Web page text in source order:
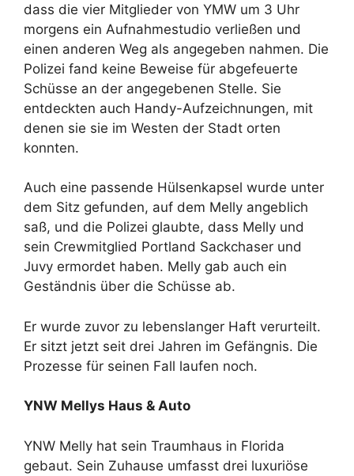
dass die vier Mitglieder von YMW um 3 Uhr
morgens ein Aufnahmestudio verließen und
einen anderen Weg als angegeben nahmen. Die
Polizei fand keine Beweise für abgefeuerte
Schüsse an der angegebenen Stelle. Sie
entdeckten auch Handy-Aufzeichnungen, mit
denen sie sie im Westen der Stadt orten
konnten.
Auch eine passende Hülsenkapsel wurde unter
dem Sitz gefunden, auf dem Melly angeblich
saß, und die Polizei glaubte, dass Melly und
sein Crewmitglied Portland Sackchaser und
Juvy ermordet haben. Melly gab auch ein
Geständnis über die Schüsse ab.
Er wurde zuvor zu lebenslanger Haft verurteilt.
Er sitzt jetzt seit drei Jahren im Gefängnis. Die
Prozesse für seinen Fall laufen noch.
YNW Mellys Haus & Auto
YNW Melly hat sein Traumhaus in Florida
gebaut. Sein Zuhause umfasst drei luxuriöse